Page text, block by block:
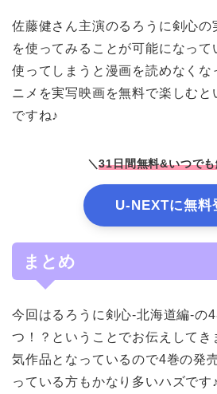
佐藤健さん主演のるろうに剣心の
を使ってみることが可能になって
使ってしまうと漫画を読めなくな
ニメを実写映画を無料で楽しむと
ですね♪
＼31日間無料&いつで
U-NEXTに無料
まとめ
今回はるろうに剣心-北海道編-の
つ！？ということでお伝えしてき
気作品となっているので4巻の発
っている方もかなり多いハズです♪